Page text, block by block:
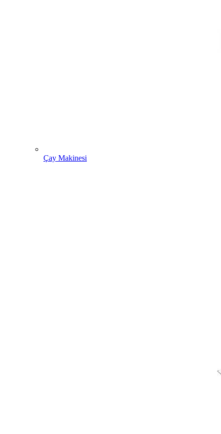
Çay Makinesi